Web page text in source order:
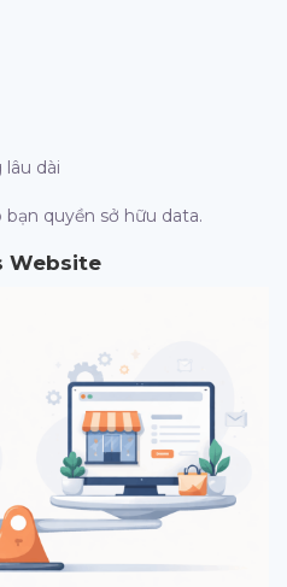
dài
quyền sở hữu data.
Website